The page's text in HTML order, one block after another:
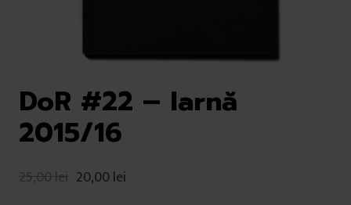
DoR #22 – Iarnă
2015/16
25,00lei 20,00lei